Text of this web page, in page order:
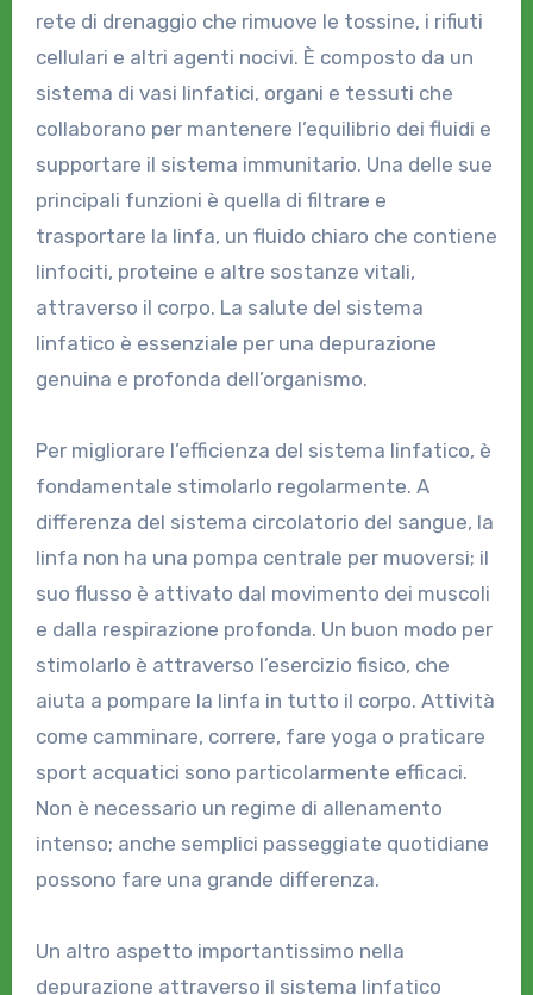
rete di drenaggio che rimuove le tossine, i rifiuti
cellulari e altri agenti nocivi. È composto da un
sistema di vasi linfatici, organi e tessuti che
collaborano per mantenere l’equilibrio dei fluidi e
supportare il sistema immunitario. Una delle sue
principali funzioni è quella di filtrare e
trasportare la linfa, un fluido chiaro che contiene
linfociti, proteine e altre sostanze vitali,
attraverso il corpo. La salute del sistema
linfatico è essenziale per una depurazione
genuina e profonda dell’organismo.
Per migliorare l’efficienza del sistema linfatico, è
fondamentale stimolarlo regolarmente. A
differenza del sistema circolatorio del sangue, la
linfa non ha una pompa centrale per muoversi; il
suo flusso è attivato dal movimento dei muscoli
e dalla respirazione profonda. Un buon modo per
stimolarlo è attraverso l’esercizio fisico, che
aiuta a pompare la linfa in tutto il corpo. Attività
come camminare, correre, fare yoga o praticare
sport acquatici sono particolarmente efficaci.
Non è necessario un regime di allenamento
intenso; anche semplici passeggiate quotidiane
possono fare una grande differenza.
Un altro aspetto importantissimo nella
depurazione attraverso il sistema linfatico